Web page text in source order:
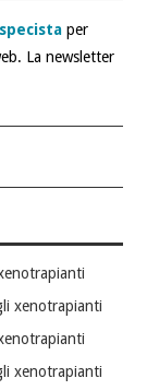
per
La newsletter
xenotrapianti
xenotrapianti